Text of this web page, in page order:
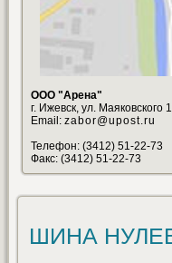
ООО "Арена"
г. Ижевск, ул. Маяковского
Email: zabor@upost.ru
Телефон: (3412) 51-22-73
Факс: (3412) 51-22-73
ШИНА